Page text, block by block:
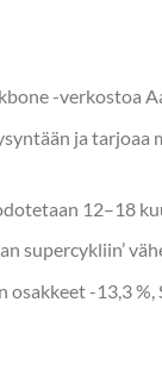
-verkostoa
ja tarjoaa
12–18
supercykliin’
-13,3 %,